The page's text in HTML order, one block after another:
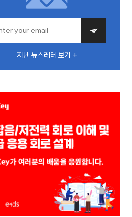
지난 뉴스레터 보기 +